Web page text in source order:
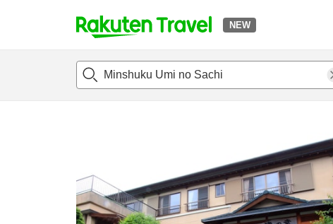
NEW
t
p
a
r
แนะนำที่พักห้องพักและแพลนพักรีวิว